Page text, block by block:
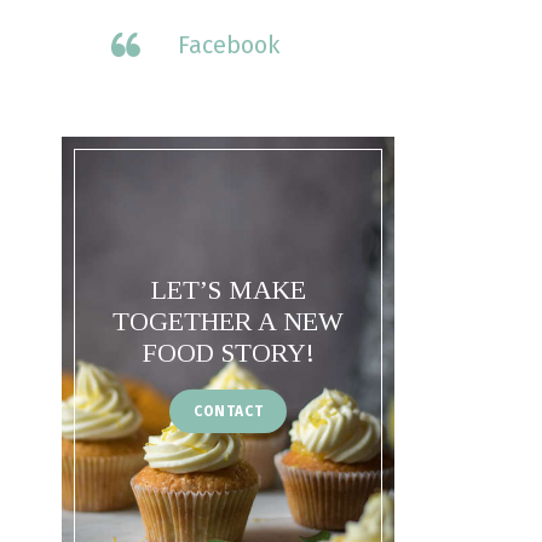
Facebook
LET’S MAKE
TOGETHER A NEW
FOOD STORY!
CONTACT